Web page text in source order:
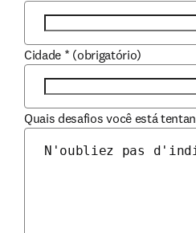
Cidade * (obrigatório)
Quais desafios você está